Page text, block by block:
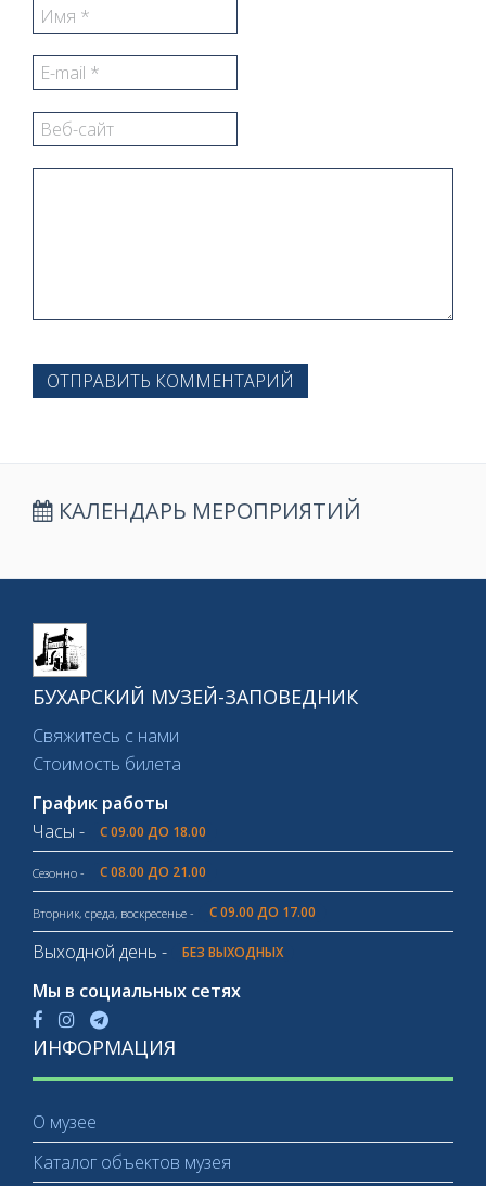
ОТПРАВИТЬ КОММЕНТАРИЙ
КАЛЕНДАРЬ МЕРОПРИЯТИЙ
БУХАРСКИЙ МУЗЕЙ-ЗАПОВЕДНИК
Свяжитесь с нами
Стоимость билета
График работы
Часы -
С 09.00 ДО 18.00
Сезонно - С 08.00 ДО 21.00
Вторник, среда, воскресенье - С 09.00 ДО 17.00
Выходной день - БЕЗ ВЫХОДНЫХ
Мы в социальных сетях
ИНФОРМАЦИЯ
О музее
Каталог объектов музея